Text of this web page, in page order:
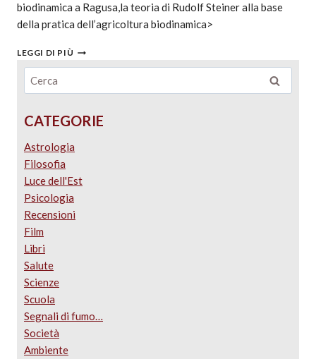
biodinamica a Ragusa,la teoria di Rudolf Steiner alla base
della pratica dell’agricoltura biodinamica>
LEGGI DI PIÙ
CATEGORIE
Astrologia
Filosofia
Luce dell'Est
Psicologia
Recensioni
Film
Libri
Salute
Scienze
Scuola
Segnali di fumo…
Società
Ambiente